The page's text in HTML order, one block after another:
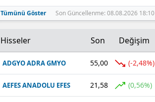
Tümünü Göster Son Güncellenme: 08.08.2026 18:10
Hisseler Son Değişim
ADGYO ADRA GMYO 55,00 (-2,48%)
AEFES ANADOLU EFES 21,58 (0,56%)